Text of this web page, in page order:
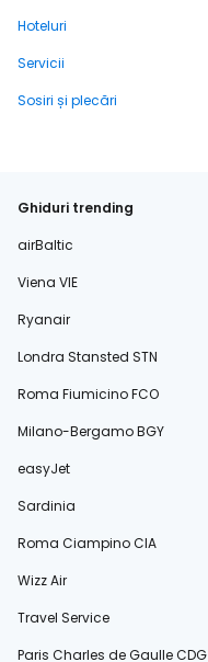
Hoteluri
Servicii
Sosiri și plecări
Ghiduri trending
airBaltic
Viena VIE
Ryanair
Londra Stansted STN
Roma Fiumicino FCO
Milano-Bergamo BGY
easyJet
Sardinia
Roma Ciampino CIA
Wizz Air
Travel Service
Paris Charles de Gaulle CDG